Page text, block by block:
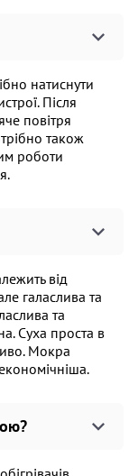
натиснути
Після
повітря
також
роботи
від
галаслива та
та
Суха проста в
Мокра